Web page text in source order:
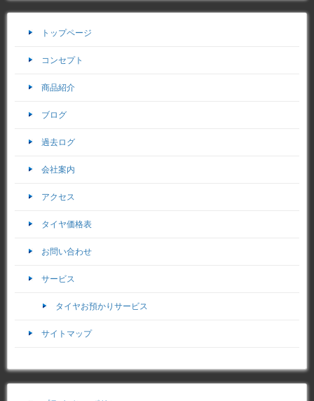
トップページ
コンセプト
商品紹介
ブログ
過去ログ
会社案内
アクセス
タイヤ価格表
お問い合わせ
サービス
タイヤお預かりサービス
サイトマップ